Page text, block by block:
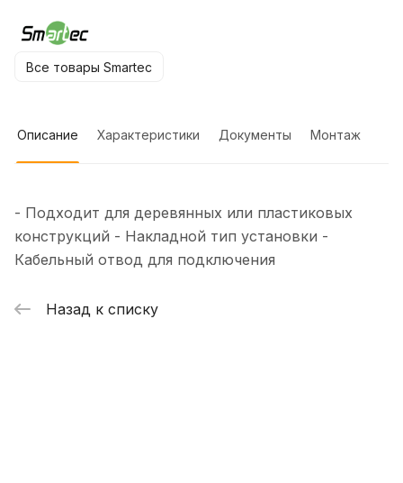
Все товары Smartec
Описание Характеристики Документы Монтаж
- Подходит для деревянных или пластиковых
конструкций - Накладной тип установки -
Кабельный отвод для подключения
Назад к списку